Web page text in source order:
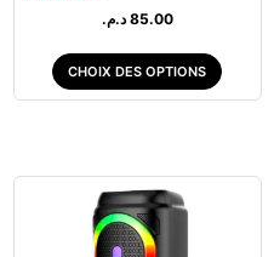
85.00 د.م.
CHOIX DES OPTIONS